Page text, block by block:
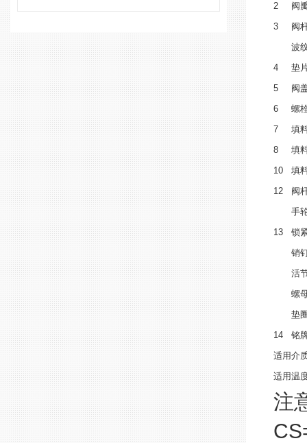
2
阀
3
阀
波
4
垫
5
阀
6
螺
7
填
8
填
10
填
12
阀
手
13
锁
销
活
螺
垫
14
铭
适用介
适用温
注